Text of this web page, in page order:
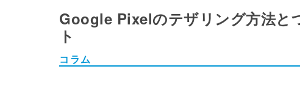
Google Pixelのテザリング方法と
ト
コラム